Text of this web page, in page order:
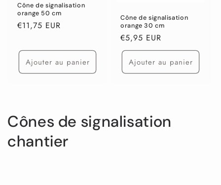
Cône de signalisation
orange 50 cm
Prix
€11,75 EUR
Ajouter au panier
Cône de signalisation
orange 30 cm
Prix
habituel
€5,95 EUR
Ajouter au panier
C
o
Cônes de signalisation
chantier